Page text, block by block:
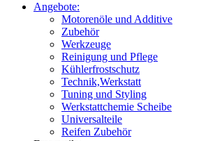
Angebote:
Motorenöle und Additive
Zubehör
Werkzeuge
Reinigung und Pflege
Kühlerfrostschutz
Technik,Werkstatt
Tuning und Styling
Werkstattchemie Scheibe
Universalteile
Reifen Zubehör